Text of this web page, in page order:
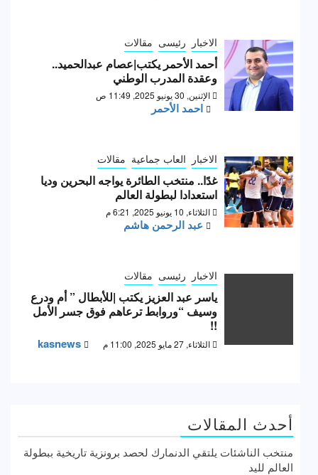
الاخبار رئيسى مقالات
أحمد الأحمر يكتب|عصام عبدالحميد..
وعقدة المدرب الوطني
الإثنين, 30 يونيو 2025, 11:49 ص
احمد الأحمر
الاخبار العاب جماعية مقالات
غدًا.. منتخب الطائرة يواجه البحرين وديا
استعدادا لبطولة العالم
الثلاثاء, 10 يونيو 2025, 6:21 م
عبد الرحمن هاشم
الاخبار رئيسى مقالات
ياسر عبد العزيز يكتب |للأبطال ” أم ودرع
وسيف “وروابط ترعاهم فوق جسر الأمل
!!
الثلاثاء, 27 مايو 2025, 11:00 م kasnews
أحدث المقالات
منتخب الناشئات يلتقي الدنمارك لحصد برونزية تاريخية ببطولة
العالم لليد